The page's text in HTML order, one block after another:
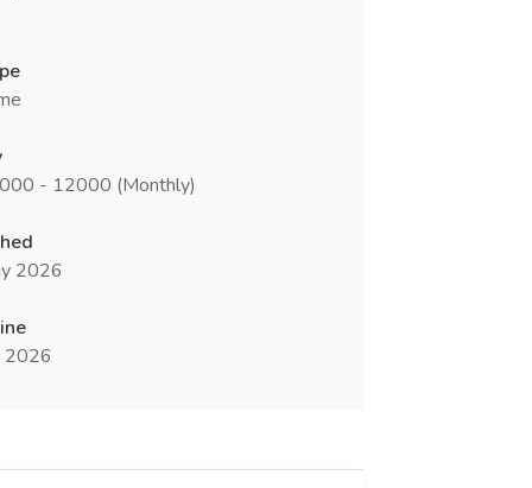
- 12000 (Monthly)
2026
2026